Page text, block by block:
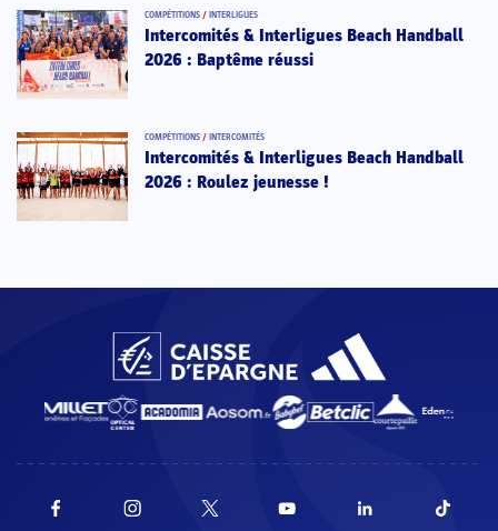
COMPÉTITIONS / INTERLIGUES
Intercomités & Interligues Beach Handball
2026 : Baptême réussi
COMPÉTITIONS / INTERCOMITÉS
Intercomités & Interligues Beach Handball
2026 : Roulez jeunesse !